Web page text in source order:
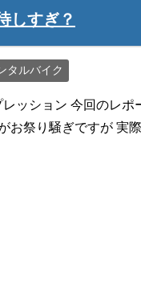
しすぎ？
タルバイク
ッション 今回のレポ
お祭り騒ぎですが 実